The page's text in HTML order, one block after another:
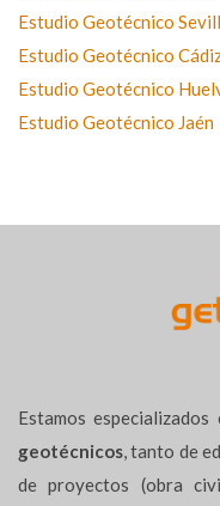
Estudio Geotécnico
Estudio Geotécnico
Estudio Geotécnico
Estudio Geotécnico Jaén
Estamos
geotécnicos, tanto de
de proyectos (obra